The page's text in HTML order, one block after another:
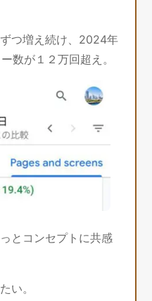
つ増え続け、2024年
数が１２万回超え。
とコンセプトに共感
い。